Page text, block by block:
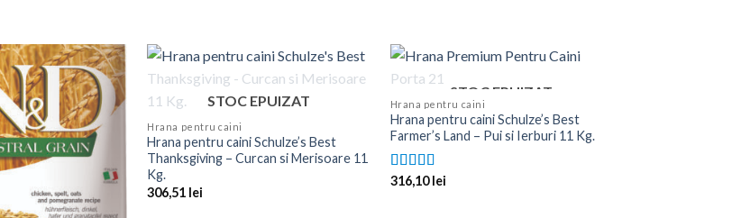
STOC EPUIZAT
Hrana pentru caini
Hrana pentru caini Schulze’s Best
Thanksgiving – Curcan si Merisoare 11
Kg.
306,51 lei
STOC EPUIZAT
Hrana pentru caini
Hrana pentru caini Schulze’s Best
Farmer’s Land – Pui si Ierburi 11 Kg.
Evaluat la
316,10lei